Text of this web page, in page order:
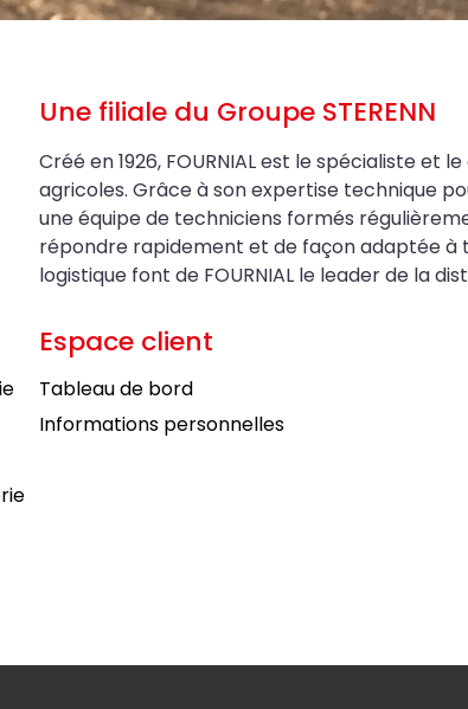
Une filiale du Groupe STERENN
Créé en 1926, FOURNIAL est le spécialiste
agricoles. Grâce à son expertise technique
une équipe de techniciens formés
répondre rapidement et de façon adaptée à
logistique font de FOURNIAL le leader de la
Espace client
Tableau de bord
Informations personnelles